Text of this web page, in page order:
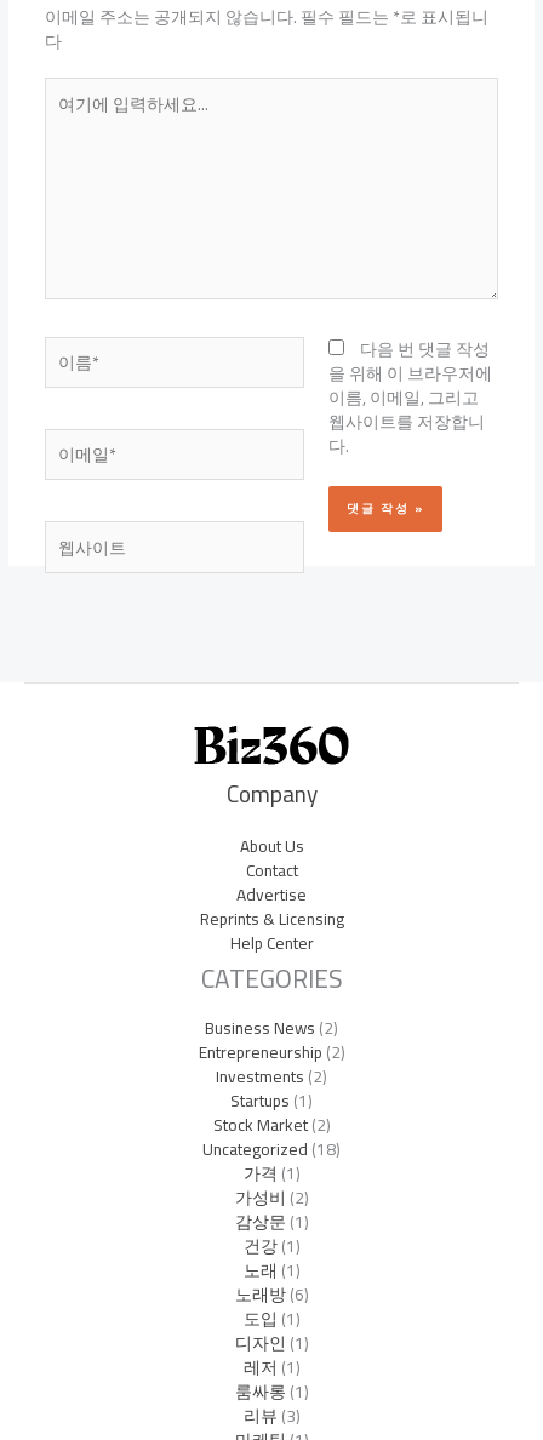
이메일 주소는 공개되지 않습니다.필수 필드는*로 표시됩니
다
여
기
이
름
*
이
메
일
웹
사
이
다음 번 댓글 작성
을 위해 이 브라우저에
이름, 이메일, 그리고
웹사이트를 저장합니
다.
Company
About Us
Contact
Advertise
Reprints & Licensing
Help Center
CATEGORIES
Business News(2)
Entrepreneurship(2)
Investments(2)
Startups(1)
Stock Market(2)
Uncategorized(18)
가격 (1)
가성비 (2)
감상문(1)
건강(1)
노래 (1)
노래방(6)
도입 (1)
디자인(1)
레저 (1)
룸싸롱(1)
리뷰(3)